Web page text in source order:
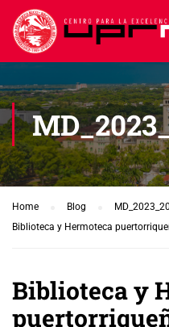
Home Blog
Biblioteca y Hermoteca
Biblioteca y